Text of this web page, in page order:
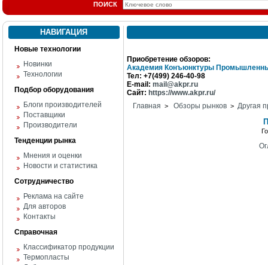
ПОИСК
НАВИГАЦИЯ
Новые технологии
Новинки
Технологии
Подбор оборудования
Блоги производителей
Поставщики
Производители
Тенденции рынка
Мнения и оценки
Новости и статистика
Сотрудничество
Реклама на сайте
Для авторов
Контакты
Справочная
Классификатор продукции
Термопласты
Приобретение обзоров:
Академия Конъюнктуры
Тел: +7(499) 246-40-98
E-mail: mail@akpr.ru
Сайт: https://www.akpr.ru/
Главная > Обзоры рынков > Другая